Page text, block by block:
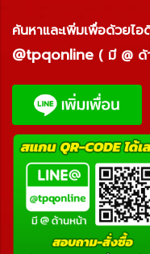
ค้นหาและเพิ่มเพื่อด้วยไอ
@tpqonline ( มี @ ด้